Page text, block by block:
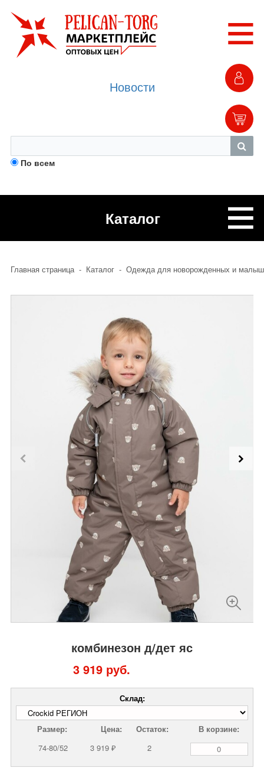
По всем
Новости
Каталог
Главная страница - Каталог - Одежда для новорожденных и
комбинезон д/дет яс
3 919 руб.
Склад:
Размер: Цена: Остаток:
В корзине:
74-80/52
3 919 ₽ 2